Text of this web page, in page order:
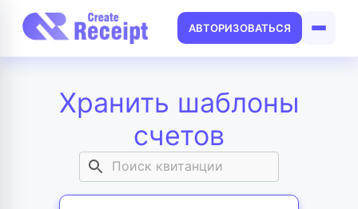
АВТОРИЗОВАТЬСЯ
Хранить шаблоны
счетов